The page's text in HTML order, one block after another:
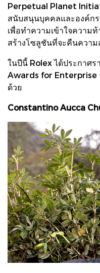
Perpetual Planet
สนับสนุนบุคคลและองค์ก
เพื่อทำความเข้าใจความ
สร้างโซลูชันที่จะคืนความ
ในปีนี้ Rolex ได้ประกาศร
Awards for Enterprise
ด้วย
Constantino Aucca